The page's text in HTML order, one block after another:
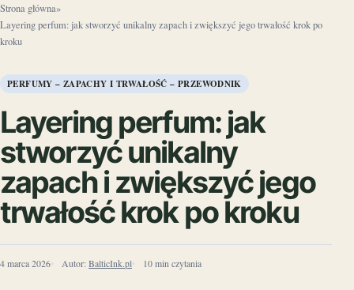
Strona główna»
Layering perfum: jak stworzyć unikalny zapach i zwiększyć jego trwałość krok po
kroku
PERFUMY – ZAPACHY I TRWAŁOŚĆ – PRZEWODNIK
Layering perfum: jak
stworzyć unikalny
zapach i zwiększyć jego
trwałość krok po kroku
4 marca 2026 Autor: BalticInk.pl 10 min czytania